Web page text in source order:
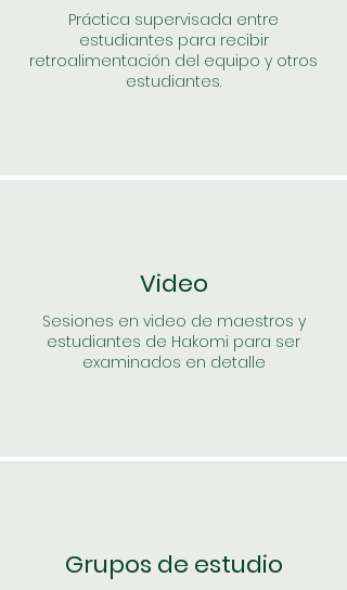
Práctica supervisada entre
estudiantes para recibir
retroalimentación del equipo y otros
estudiantes.
Video
Sesiones en video de maestros y
estudiantes de Hakomi para ser
examinados en detalle
Grupos de estudio